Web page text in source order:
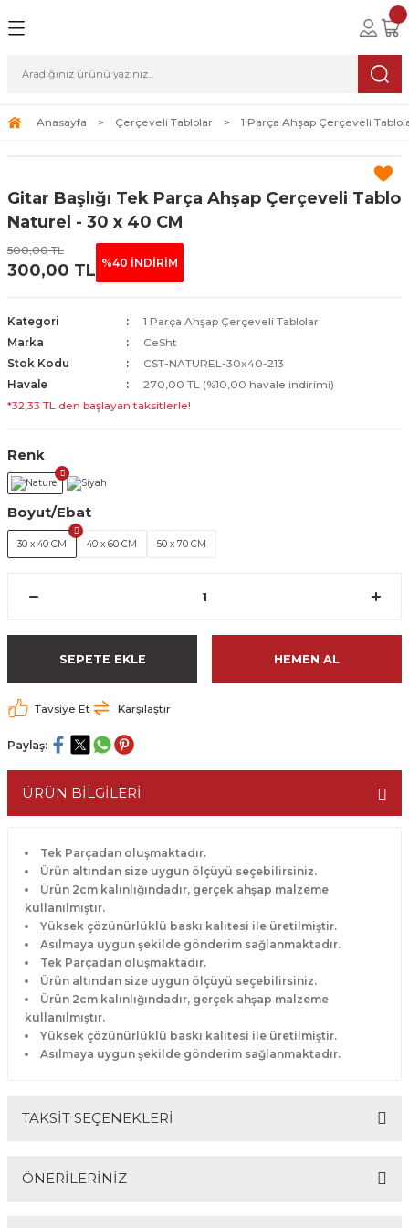
Tablolar
Tablolar
Sanat
Anasayfa Çerçeveli Tablolar 1 Parça Ahşap Çerçeveli
Gitar Başlığı Tek Parça Ahşap Çerçeveli Tablo
Naturel - 30 x 40 CM
500,00 TL
300,00 TL %40 İNDİRİM
Kategori
1 Parça Ahşap Çerçeveli Tablolar
Marka
CeSht
Stok Kodu
CST-NATUREL-30x40-213
Havale
270,00 TL (%10,00 havale indirimi)
*32,33 TL den başlayan taksitlerle!
Renk
Boyut/Ebat
30 x 40 CM 40 x 60 CM 50 x 70 CM
SEPETE EKLE HEMEN AL
Tavsiye Et Karşılaştır
Paylaş:
ÜRÜN BİLGİLERİ
Tek Parçadan oluşmaktadır.
Ürün altından size uygun ölçüyü seçebilirsiniz.
Ürün 2cm kalınlığındadır, gerçek ahşap malzeme
kullanılmıştır.
Yüksek çözünürlüklü baskı kalitesi ile üretilmiştir.
Asılmaya uygun şekilde gönderim sağlanmaktadır.
Tek Parçadan oluşmaktadır.
Ürün altından size uygun ölçüyü seçebilirsiniz.
Ürün 2cm kalınlığındadır, gerçek ahşap malzeme
kullanılmıştır.
Yüksek çözünürlüklü baskı kalitesi ile üretilmiştir.
Asılmaya uygun şekilde gönderim sağlanmaktadır.
TAKSİT SEÇENEKLERİ
ÖNERİLERİNİZ